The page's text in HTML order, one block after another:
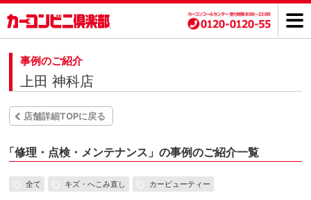
事例のご紹介
上田 神科店
店舗詳細TOPに戻る
「修理・点検・メンテナンス」の事例のご紹介一覧
全て キズ・へこみ直し カービューティー